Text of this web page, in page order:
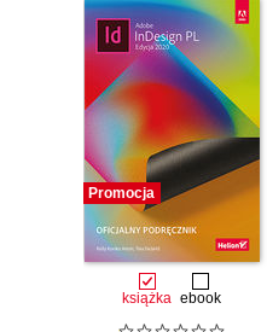
Promocja
książka ebook